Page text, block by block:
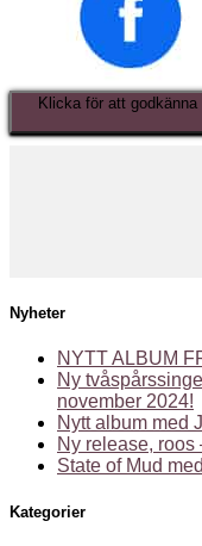
Klicka för att
Nyheter
NYTT ALBUM
Ny
november 2024!
Nytt album med
Ny release, roos
State of Mud
Kategorier